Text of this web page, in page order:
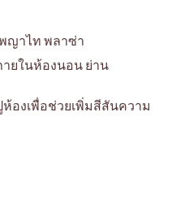
ญาไท พลาซ่า
ายในห้องนอน ย่าน
องเพื่อช่วยเพิ่มสีสันความ